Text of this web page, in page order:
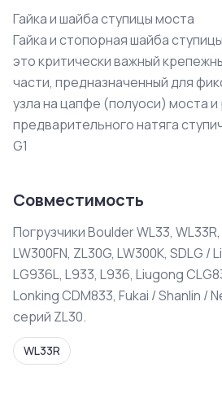
Гайка и шайба ступицы моста
Гайка и стопорная шайба
это критически важный
части, предназначенный для
узла на цапфе (полуоси) моста и
предварительного натяга
G1
Совместимость
Погрузчики Boulder WL33, WL33R,
LW300FN, ZL30G, LW300K, SDLG /
LG936L, L933, L936, Liugong
Lonking CDM833, Fukai / Shanlin /
серий ZL30.
WL33R